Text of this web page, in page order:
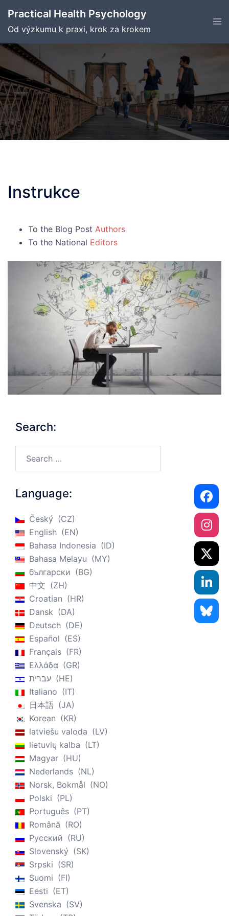
content
Practical Health Psychology
Od výzkumu k praxi, krok za krokem
Instrukce
To the Blog Post Authors
To the National Editors
Search:
Language:
Český
CZ
English
EN
Bahasa Indonesia
ID
Bahasa Melayu
MY
български
BG
中文
ZH
Croatian
HR
Dansk
DA
Deutsch
DE
Español
ES
Français
FR
Ελλάδα
GR
עברית
HE
Italiano
IT
日本語
JA
Korean
KR
latviešu valoda
LV
lietuvių kalba
LT
Magyar
HU
Nederlands
NL
Norsk, Bokmål
NO
Polski
PL
Português
PT
Română
RO
Русский
RU
Slovenský
SK
Srpski
SR
Suomi
FI
Eesti
ET
Svenska
SV